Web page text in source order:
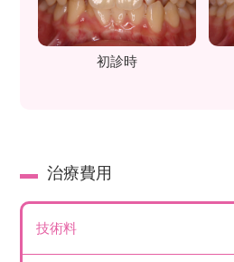
初診時
治療費用
技術料